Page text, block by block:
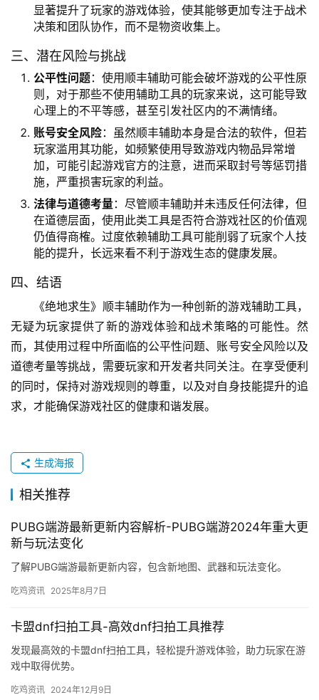
显著提升了玩家的游戏体验，使其能够更加专注于战术
决策和团队协作，而不是物资收集上。
三、潜在风险与挑战
公平性问题：使用顺丰辅助可能会破坏游戏的公平性原
则，对于那些不使用辅助工具的玩家来说，这可能导致
心理上的不平等感，甚至引发社区内的不满情绪。
账号安全风险：虽然顺丰辅助本身是合法的软件，但若
玩家滥用其功能，如频繁使用导致游戏内物品异常增
加，可能引起游戏官方的注意，进而采取封号等惩罚措
施，严重损害玩家的利益。
法律与道德考量：尽管顺丰辅助并未违反任何法律，但
在道德层面，使用此类工具是否符合游戏社区的价值观
仍值得商榷。过度依赖辅助工具可能削弱了玩家个人技
能的提升，长远来看不利于游戏生态的健康发展。
四、结语
《绝地求生》顺丰辅助作为一种创新的游戏辅助工具，
无疑为玩家提供了新的游戏体验和战术策略的可能性。然
而，其使用过程中所面临的公平性问题、账号安全风险以及
道德考量等挑战，需要玩家和开发者共同关注。在享受便利
的同时，保持对游戏规则的尊重，以及对自身技能提升的追
求，才能确保游戏社区的健康和谐发展。
生成海报
相关推荐
PUBG端游最新更新内容解析-PUBG端游2024年重大更
新与玩法变化
了解PUBG端游最新更新内容，包含新地图、武器和玩法变化。
吃鸡资讯 2025年8月7日
卡盟dnf扫拍工具-高效dnf扫拍工具推荐
发现最高效的卡盟dnf扫拍工具，轻松提升游戏体验，助力玩家在游
戏中取得优势。
吃鸡资讯 2024年12月9日